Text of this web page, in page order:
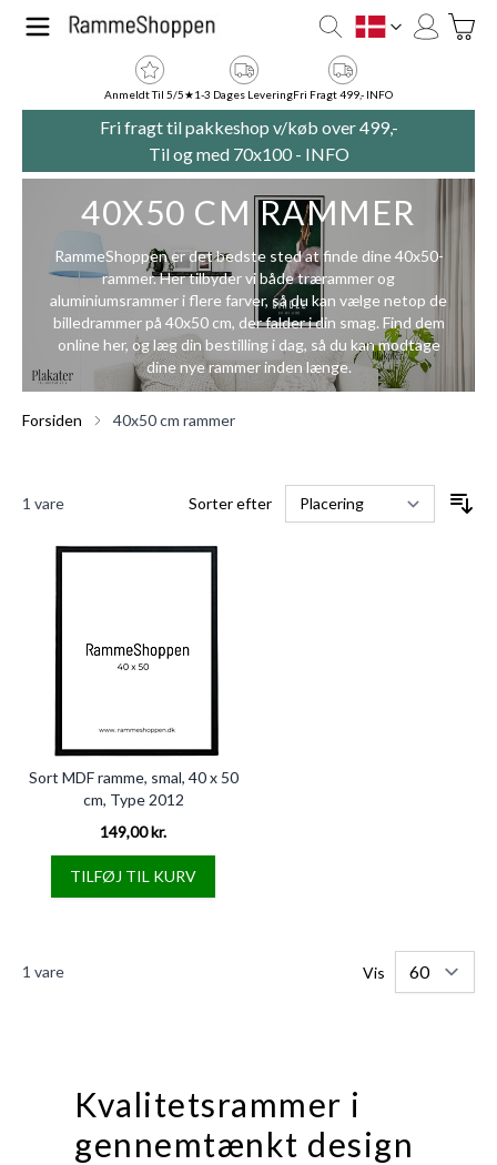
Skip to Content
DK
Anmeldt Til 5/5★1-3 Dages LeveringFri Fragt 499,- INFO
Fri fragt til pakkeshop v/køb over 499,-
Til og med 70x100 - INFO
40X50 CM RAMMER
RammeShoppen er det bedste sted at finde dine 40x50-
rammer. Her tilbyder vi både trærammer og
aluminiumsrammer i flere farver, så du kan vælge netop de
billedrammer på 40x50 cm, der falder i din smag. Find dem
online her, og læg din bestilling i dag, så du kan modtage
dine nye rammer inden længe.
Forsiden 40x50 cm rammer
1 vare Sorter efter
Sort MDF ramme, smal, 40 x 50
cm, Type 2012
149,00 kr.
TILFØJ TIL KURV
1 vare Vis
Kvalitetsrammer i
gennemtænkt design